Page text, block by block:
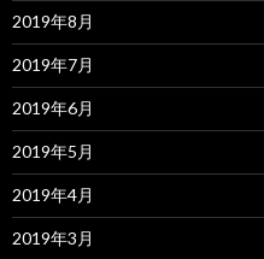
2019年8月
2019年7月
2019年6月
2019年5月
2019年4月
2019年3月